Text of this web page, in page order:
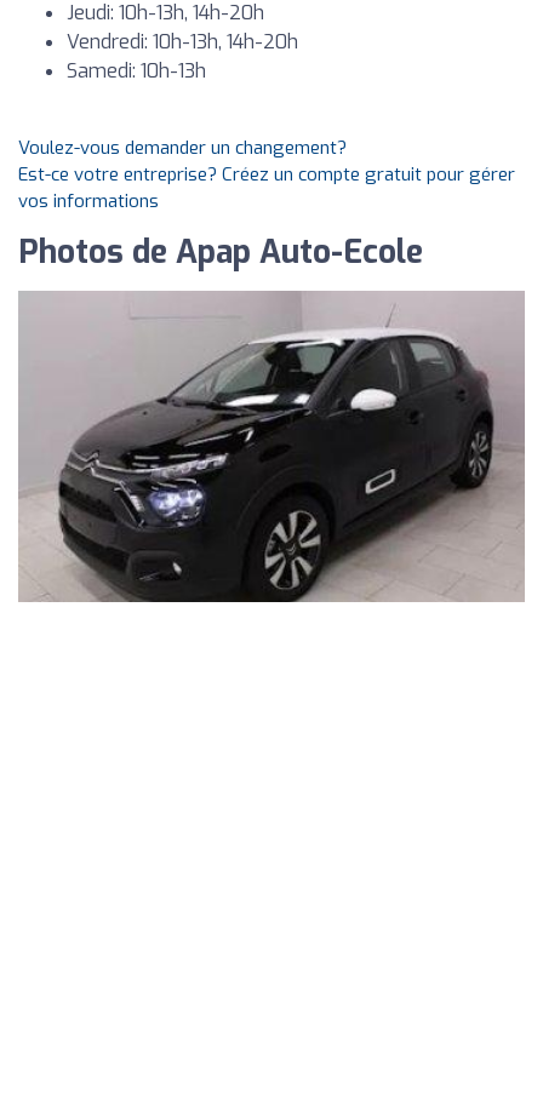
Jeudi: 10h-13h, 14h-20h
Vendredi: 10h-13h, 14h-20h
Samedi: 10h-13h
Voulez-vous demander un changement?
Est-ce votre entreprise? Créez un compte gratuit pour gérer
vos informations
Photos de Apap Auto-Ecole